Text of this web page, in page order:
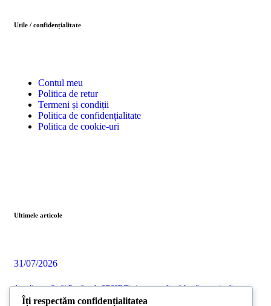
Utile / confidențialitate
Contul meu
Politica de retur
Termeni și condiții
Politica de confidențialitate
Politica de cookie-uri
Ultimele articole
31/07/2026
Acreditarea Școlii Postliceale CRSSE Timișoara confirmă legalitatea și calitatea
programului de formare a antrenorilor
Îți respectăm confidențialitatea